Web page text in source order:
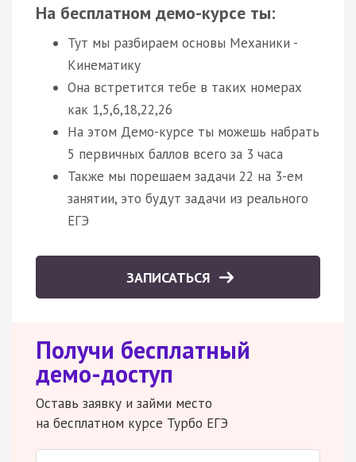
На бесплатном демо-курсе ты:
Тут мы разбираем основы Механики -
Кинематику
Она встретится тебе в таких номерах
как 1,5,6,18,22,26
На этом Демо-курсе ты можешь набрать
5 первичных баллов всего за 3 часа
Также мы порешаем задачи 22 на 3-ем
занятии, это будут задачи из реального
ЕГЭ
ЗАПИСАТЬСЯ
Получи бесплатный
демо-доступ
Оставь заявку и займи место
на бесплатном курсе Турбо ЕГЭ